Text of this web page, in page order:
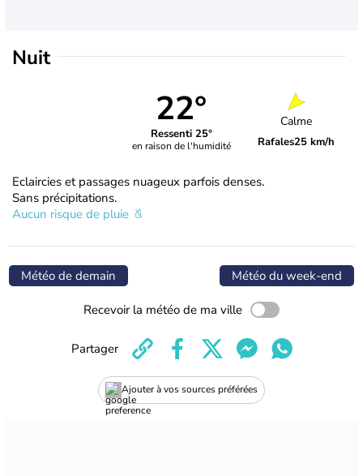
Nuit
22°
Ressenti 25°
en raison de l'humidité
Calme
Rafales25 km/h
Eclaircies et passages nuageux parfois denses.
Sans précipitations.
Aucun risque de pluie
Météo de demain Météo du week-end
Recevoir la météo de ma ville
Ajouter à vos sources préférées
Partager